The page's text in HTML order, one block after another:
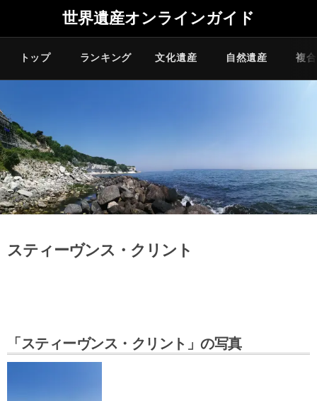
世界遺産オンラインガイド
トップ ランキング 文化遺産 自然遺産 複
スティーヴンス・クリント
「スティーヴンス・クリント」の写真